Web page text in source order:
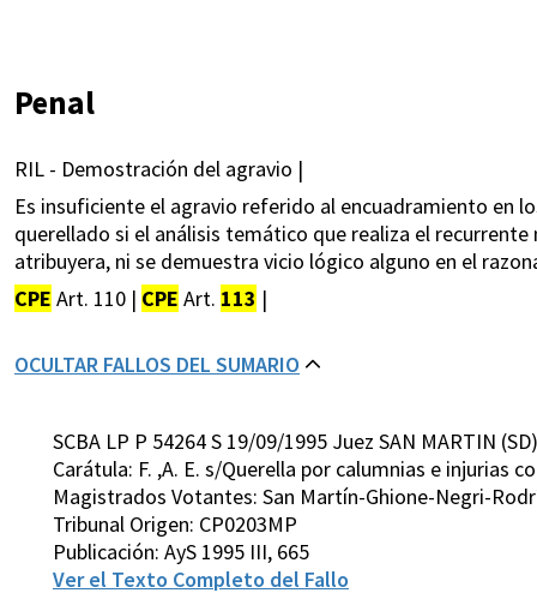
Penal
RIL - Demostración del agravio |
Es insuficiente el agravio referido al encuadramiento en
querellado si el análisis temático que realiza el
atribuyera, ni se demuestra vicio lógico alguno en el
CPE Art. 110 | CPE Art. 113 |
OCULTAR FALLOS DEL SUMARIO
SCBA LP P 54264 S 19/09/1995 Juez SAN MARTIN (SD)
Carátula: F. ,A. E. s/Querella por calumnias e injurias
Magistrados Votantes: San Martín-Ghione-Negri-
Tribunal Origen: CP0203MP
Publicación: AyS 1995 III, 665
Ver el Texto Completo del Fallo